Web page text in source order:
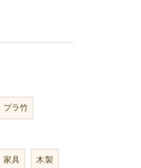
プラ竹
家具 木製